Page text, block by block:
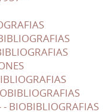
BIOBIBLIOGRAFIAS